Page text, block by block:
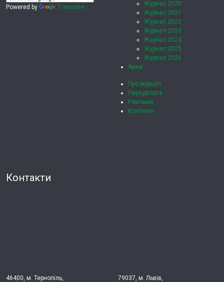
Powered by Translate
Журнал 2020
Журнал 2021
Журнал 2022
Журнал 2023
Журнал 2024
Журнал 2025
Журнал 2026
Архів
Про журнал
Передплата
Реклама
Контакти
Контакти
46400, м. Тернопіль, 79037, м. Львів,